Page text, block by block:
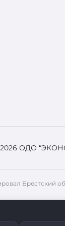
ОДО
Брестский